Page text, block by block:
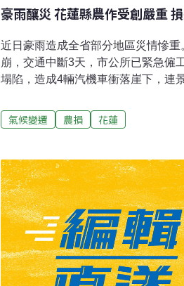
豪雨釀災 花蓮縣農作受創嚴重
近日豪雨造成全省部分地區災情慘
崩，交通中斷3天，市公所已緊急僱
塌陷，造成4輛汽機車衝落崖下，連
斷，有500名遊客被困在東埔。嘉義
後坪二部落對外交通中斷，其中豐山
恢復人車通行。花蓮須美基溪因雨
民於大水消退後，在國軍的協助下
災，全境有300多公頃水稻倒伏，飼
會表示，花蓮境內農業損失已達
緊急救助。
氣候變遷 農損 花蓮